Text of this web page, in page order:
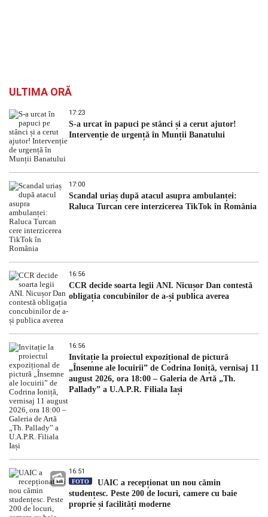
ULTIMA ORĂ
17:23
S-a urcat în papuci pe stânci și a cerut ajutor!
Intervenție de urgență în Munții Banatului
17:00
Scandal uriaș după atacul asupra ambulanței:
Raluca Turcan cere interzicerea TikTok în România
16:56
CCR decide soarta legii ANI. Nicușor Dan contestă
obligația concubinilor de a-și publica averea
16:56
Invitație la proiectul expozițional de pictură
„Însemne ale locuirii” de Codrina Ioniță, vernisaj 11
august 2026, ora 18:00 – Galeria de Artă „Th.
Pallady” a U.A.P.R. Filiala Iași
16:51
FOTO
UAIC a recepționat un nou cămin
studențesc. Peste 200 de locuri, camere cu baie
proprie și facilități moderne